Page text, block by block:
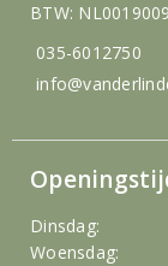
BTW:
035-6012750
Dinsdag:
Woensdag: